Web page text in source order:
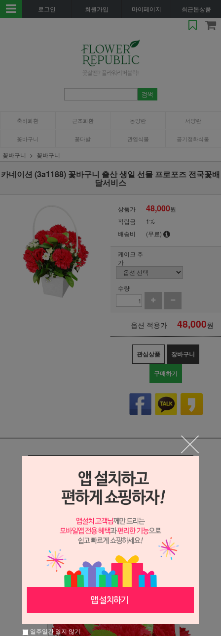
로그인 회원가입 마이페이지 최근본상품
축하화환 근조화환 동양란 서양란
꽃바구니 꽃다발 관엽식물 공기정화식물
꽃바구니 꽃바구니
카네이션 (3a1188) 꽃바구니 출산 생일 선물 프로포즈 전국꽃배
달서비스
상품가 48,000원
적립금
1%
배송비
(무료)
케이크 추
가
수량
옵션 적용가 48,000원
관심상품 장바구니
구매하기
상세 정보를 확대해 보실 수 있습니다.
일주일간 열지 않기